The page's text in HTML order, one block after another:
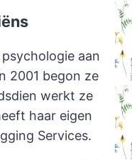
aan
2001 begon ze
werkt ze
haar eigen
Services.